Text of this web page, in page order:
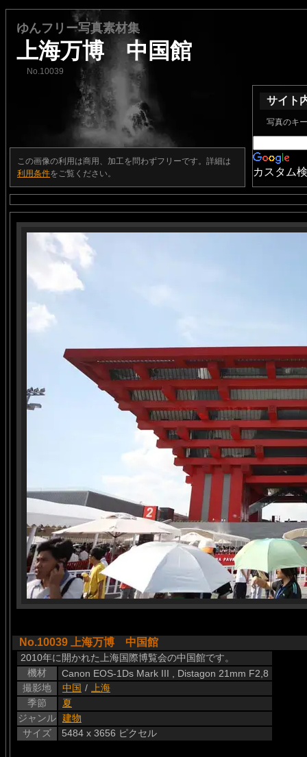
ゆんフリー写真素材集
上海万博 中国館
No.10039
この画像の利用は商用、加工を問わずフリーです。詳細は
利用条件をご覧ください。
サイト
写真のキ
カスタム
No.10039 上海万博 中国館
2010年に開かれた上海国際博覧会の中国館です。
機材
Canon EOS-1Ds Mark III , Distagon 21mm F2,8
撮影地
中国 /
上海
季節
夏
ジャンル 建物
サイズ
5484 x 3656 ピクセル